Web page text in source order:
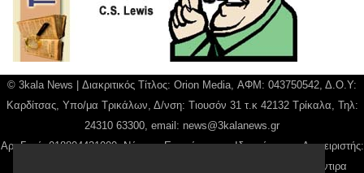
© 3kala News | Διακριτικός Τίτλος: Orion Media, ΑΦΜ: 043750542, Δ.Ο.Υ:
Καρδίτσας, Υπο/μα Τρικάλων, Δ/νση: Τιουσόν 31 τ.κ 42132 Τρίκαλα, Τηλ:
24310 63300, email: news@3kalanews.gr
Αρ. Γεμή: 018804431000, Νόμιμος Εκπρόσωπος, Ιδιοκτήτης και Διαχειριστής:
Παναγιώτης Φιλίππου, Διευθύντρια: Γιαννουσά Βασιλική, Διευθύντιρα